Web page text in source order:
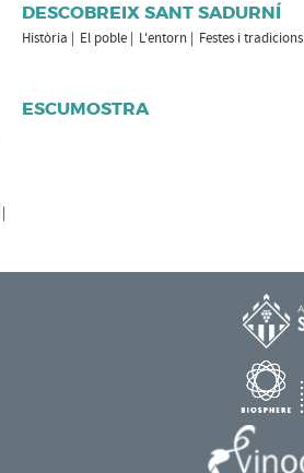
DESCOBREIX SANT SADURNÍ
Història El poble L'entorn Festes i tradicions
ESCUMOSTRA